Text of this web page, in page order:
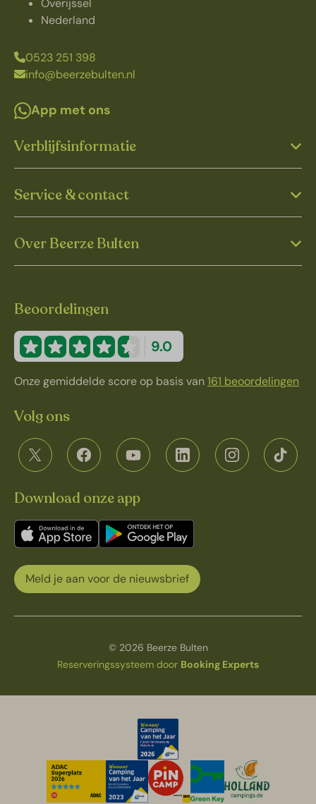
Overijssel
Nederland
0523 251 398
info@beerzebulten.nl
App met ons
Verblijfsinformatie
Service & contact
Over Beerze Bulten
Beoordelingen
9.0
Onze gemiddelde score op basis van161 beoordelingen
Volg ons
Download onze app
Meld je aan voor de nieuwsbrief
© 2026 Beerze Bulten
Reserveringssysteem door Booking Experts